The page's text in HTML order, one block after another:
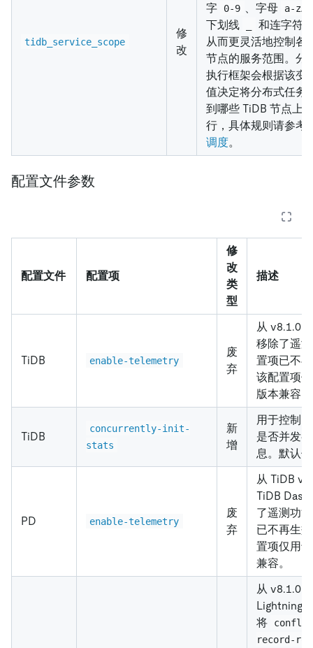
tidb_service_scope
修
改
字
0-9 、字母 a-
下划线 和连字符
从而更灵活地控制各
节点的服务范围。分
执行框架会根据该变
值决定将分布式任务
到哪些 TiDB 节点上
行，具体规则请参考
调度。
配置文件参数
配置文件 配置项
修
改
类
型
描述
TiDB enable-telemetry
废
弃
从 v8.1.0
移除了遥
置项已不
该配置项
版本兼容。
TiDB
concurrently-init-
stats
新
增
用于控制
是否并发
息。默认
PD enable-telemetry
废
弃
从 TiDB
TiDB
了遥测功
已不再生
置项仅用
兼容。
从 v8.1.0
Lightning
将
record-